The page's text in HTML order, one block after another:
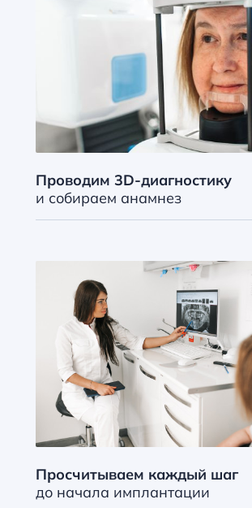
Проводим 3D-диагностику
и собираем анамнез
Просчитываем каждый шаг
до начала имплантации